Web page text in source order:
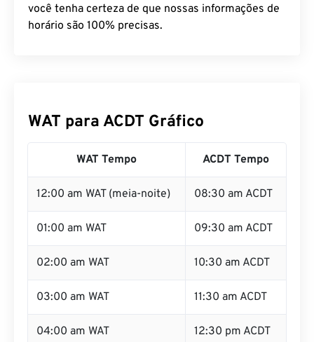
você tenha certeza de que nossas informações de
horário são 100% precisas.
WAT para ACDT Gráfico
WAT Tempo ACDT Tempo
12:00 am WAT (meia-noite) 08:30 am ACDT
01:00 am WAT 09:30 am ACDT
02:00 am WAT 10:30 am ACDT
03:00 am WAT 11:30 am ACDT
04:00 am WAT 12:30 pm ACDT